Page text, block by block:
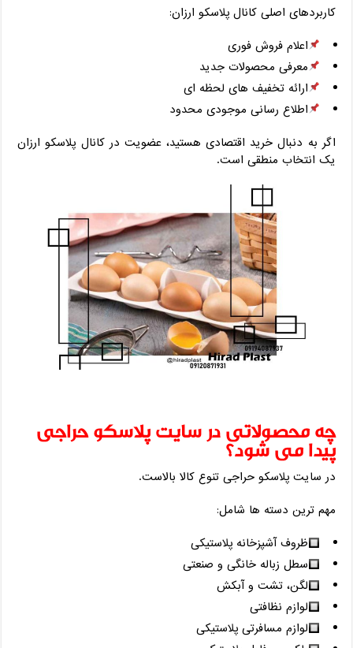
کاربردهای اصلی کانال پلاسکو ارزان:
اعلام فروش فوری
معرفی محصولات جدید
ارائه تخفیف ‌های لحظه ‌ای
اطلاع‌ رسانی موجودی محدود
اگر به دنبال خرید اقتصادی هستید، عضویت در کانال پلاسکو ارزان
یک انتخاب منطقی است.
چه محصولاتی در سایت پلاسکو حراجی
پیدا می ‌شود؟
در سایت پلاسکو حراجی تنوع کالا بالاست.
مهم ‌ترین دسته ‌ها شامل:
ظروف آشپزخانه پلاستیکی
سطل زباله خانگی و صنعتی
لگن، تشت و آبکش
لوازم نظافتی
لوازم مسافرتی پلاستیکی